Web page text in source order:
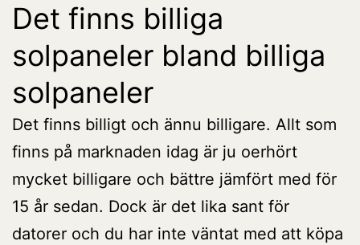
Det finns billiga
solpaneler bland billiga
solpaneler
Det finns billigt och ännu billigare. Allt som
finns på marknaden idag är ju oerhört
mycket billigare och bättre jämfört med för
15 år sedan. Dock är det lika sant för
datorer och du har inte väntat med att köpa